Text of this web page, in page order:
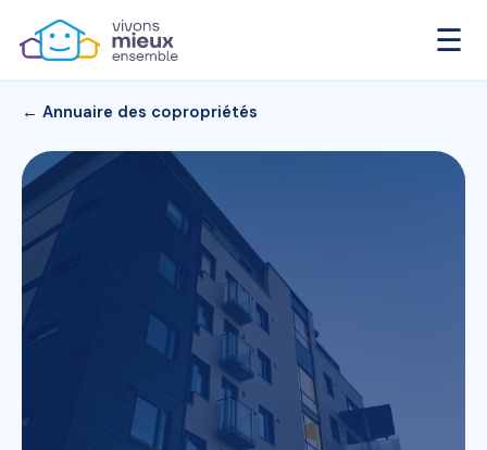
☰
← Annuaire des copropriétés